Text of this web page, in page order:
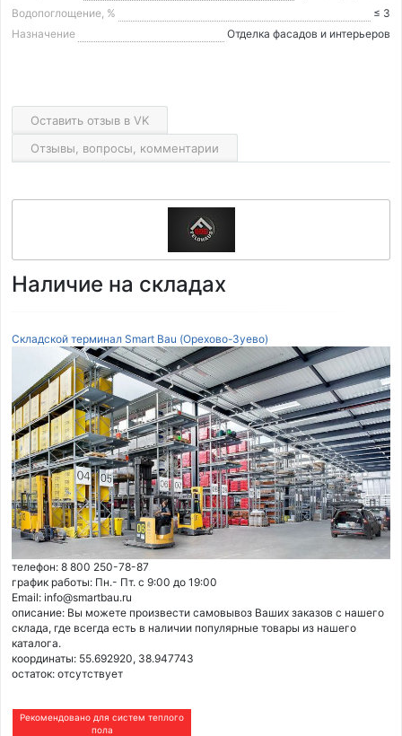
Водопоглощение, %
≤ 3
Назначение
Отделка фасадов и интерьеров
Оставить отзыв в VK
Отзывы, вопросы, комментарии
Наличие на складах
Складской терминал Smart Bau (Орехово-Зуево)
телефон: 8 800 250-78-87
график работы: Пн.- Пт. с 9:00 до 19:00
Email: info@smartbau.ru
описание: Вы можете произвести самовывоз Ваших заказов с нашего
склада, где всегда есть в наличии популярные товары из нашего
каталога.
координаты: 55.692920, 38.947743
остаток: отсутствует
Рекомендовано для систем теплого
пола